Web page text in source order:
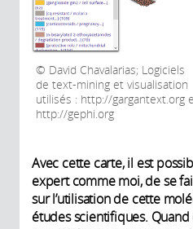
David Chavalarias; Logiciels
de text-mining et visualisation
utilisés : http://gargantext.org
http://gephi.org
Avec cette carte, il est
expert comme moi, de se
sur l’utilisation de cette
études scientifiques.